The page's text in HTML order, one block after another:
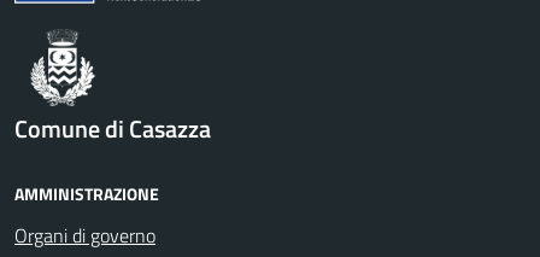
Comune di Casazza
AMMINISTRAZIONE
Organi di governo